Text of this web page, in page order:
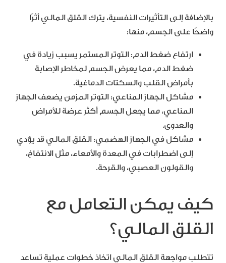
بالإضافة إلى التأثيرات النفسية، يترك القلق المالي أثرًا
واضحًا على الجسم، منها:
ارتفاع ضغط الدم: التوتر المستمر يسبب زيادة في
ضغط الدم، مما يعرض الجسم لمخاطر الإصابة
بأمراض القلب والسكتات الدماغية.
مشاكل الجهاز المناعي: التوتر المزمن يضعف الجهاز
المناعي، مما يجعل الجسم أكثر عرضة للأمراض
والعدوى.
مشاكل في الجهاز الهضمي: القلق المالي قد يؤدي
إلى اضطرابات في المعدة والأمعاء، مثل الانتفاخ،
والقولون العصبي، والقرحة.
كيف يمكن التعامل مع
القلق المالي؟
تتطلب مواجهة القلق المالي اتخاذ خطوات عملية تساعد